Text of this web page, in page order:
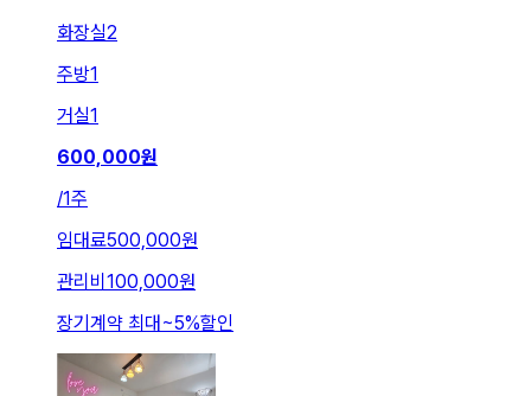
화장실2
주방1
거실1
600,000원
/1주
임대료500,000원
관리비 100,000원
장기계약 최대~5%할인